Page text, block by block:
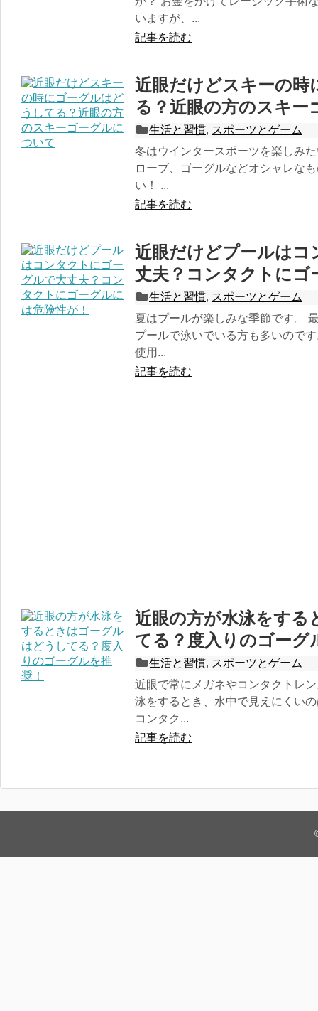
いますが、...
記事を読む
近眼だけどスキーの
る？近眼の方のスキー
生活と習慣, スポーツとゲーム
冬はウインタースポーツを楽しみ
ローブ、ゴーグルなどオシャレな
い！ ...
記事を読む
近眼だけどプールは
丈夫？コンタクトにゴ
生活と習慣, スポーツとゲーム
夏はプールが楽しみな季節です。
プールで泳いでいる方も多いので
使用...
記事を読む
近眼の方が水泳をする
てる？度入りのゴーグ
生活と習慣, スポーツとゲーム
近眼で常にメガネやコンタクトレ
泳をするとき、水中で見えにくい
コンタク...
記事を読む